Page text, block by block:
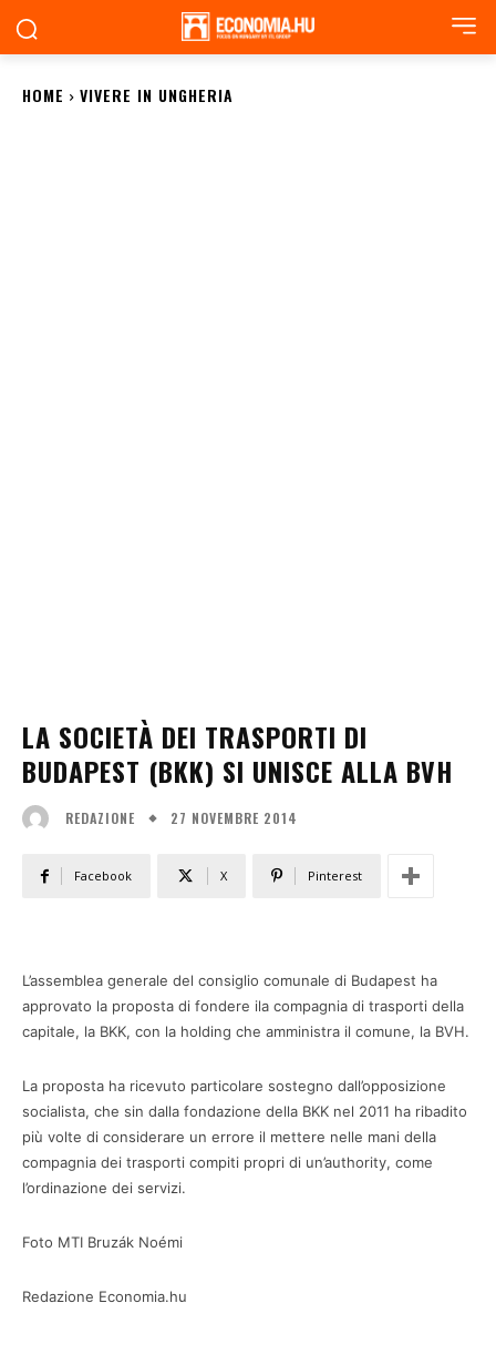
HOME VIVERE IN UNGHERIA
LA SOCIETÀ DEI TRASPORTI DI
BUDAPEST (BKK) SI UNISCE ALLA BVH
REDAZIONE 27 NOVEMBRE 2014
Facebook X Pinterest
L’assemblea generale del consiglio comunale di Budapest ha
approvato la proposta di fondere ila compagnia di trasporti della
capitale, la BKK, con la holding che amministra il comune, la BVH.
La proposta ha ricevuto particolare sostegno dall’opposizione
socialista, che sin dalla fondazione della BKK nel 2011 ha ribadito
più volte di considerare un errore il mettere nelle mani della
compagnia dei trasporti compiti propri di un’authority, come
l’ordinazione dei servizi.
Foto MTI Bruzák Noémi
Redazione Economia.hu